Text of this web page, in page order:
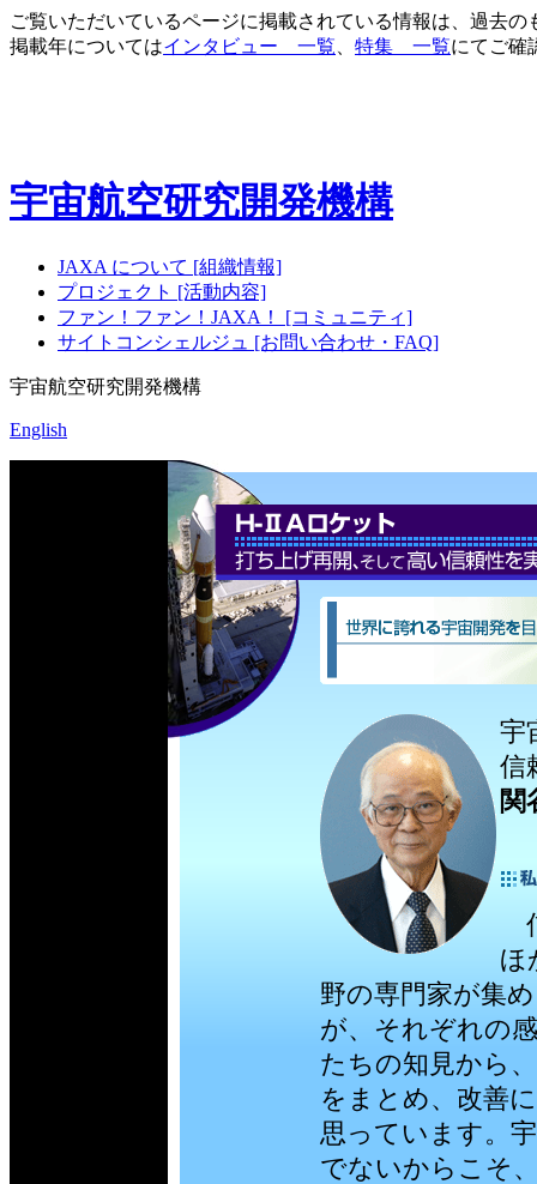
ご覧いただいているページに掲載されている情報は、過去
掲載年についてはインタビュー 一覧 特集 一覧にてご確
宇宙航空研究開発機構
JAXA について [組織情報]
プロジェクト [活動内容]
ファン！ファン！JAXA！ [コミュニティ]
サイトコンシェルジュ [お問い合わせ・FAQ]
宇宙航空研究開発機構
English
宇
信
関
ほ
野の専門家が集
が、それぞれの
たちの知見から
をまとめ、改善
思っています。
でないからこそ